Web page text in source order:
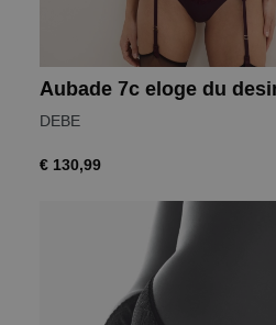
Aubade 7c eloge du
DEBE
€ 130,99